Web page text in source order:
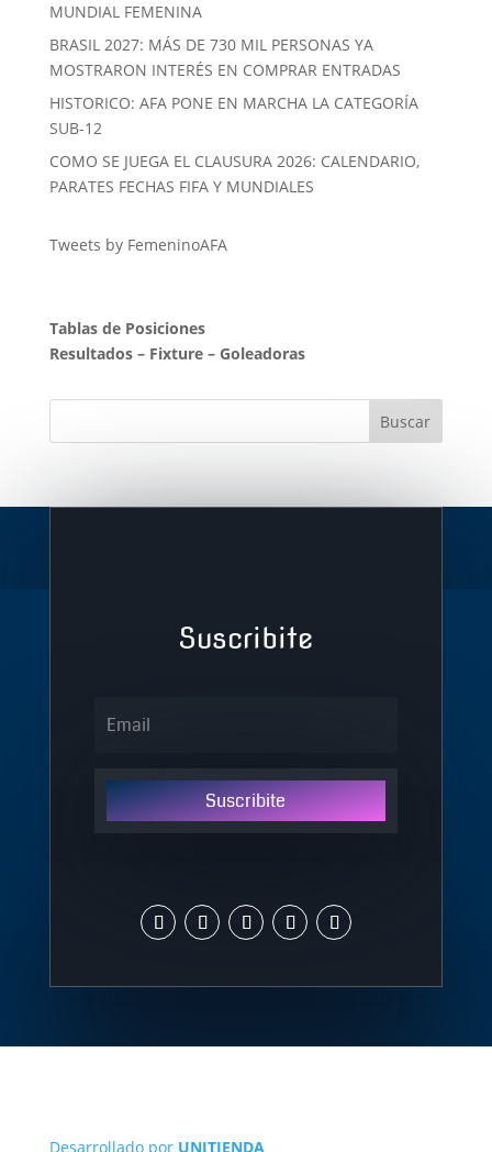
MUNDIAL FEMENINA
BRASIL 2027: MÁS DE 730 MIL PERSONAS YA
MOSTRARON INTERÉS EN COMPRAR ENTRADAS
HISTORICO: AFA PONE EN MARCHA LA CATEGORÍA
SUB-12
COMO SE JUEGA EL CLAUSURA 2026: CALENDARIO,
PARATES FECHAS FIFA Y MUNDIALES
Tweets by FemeninoAFA
Tablas de Posiciones
Resultados– Fixture– Goleadoras
Suscribite
Suscribite
Desarrollado por UNITIENDA